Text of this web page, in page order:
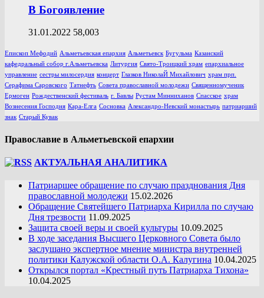
В Богоявление
31.01.2022 58,003
Епископ Мефодий Альметьевская епархия Альметьевск Бугульма Казанский
кафедральный собор г.Альметьевска Литургия Свято-Троицкий храм епархиальное
управление сестры милосердия концерт Глазков НиколаЙ Михайлович храм прп.
Серафима Саровского Татнефть Совета православной молодежи Священномученик
Ермоген Рождественский фестиваль г. Бавлы Рустам Минниханов Спасское храм
Вознесения Господня Кара-Елга Сосновка Александро-Невский монастырь патриарший
знак Старый Кувак
Православие в Альметьевской епархии
АКТУАЛЬНАЯ АНАЛИТИКА
Патриаршее обращение по случаю празднования Дня
православной молодежи 15.02.2026
Обращение Святейшего Патриарха Кирилла по случаю
Дня трезвости 11.09.2025
Защита своей веры и своей культуры 10.09.2025
В ходе заседания Высшего Церковного Совета было
заслушано экспертное мнение министра внутренней
политики Калужской области О.А. Калугина 10.04.2025
Открылся портал «Крестный путь Патриарха Тихона»
10.04.2025